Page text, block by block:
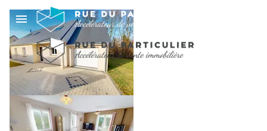
MAISON FAMILIALE
AVEC VIE DE PLAIN-
PIED - 5 CHAMBRES -
PROCHE